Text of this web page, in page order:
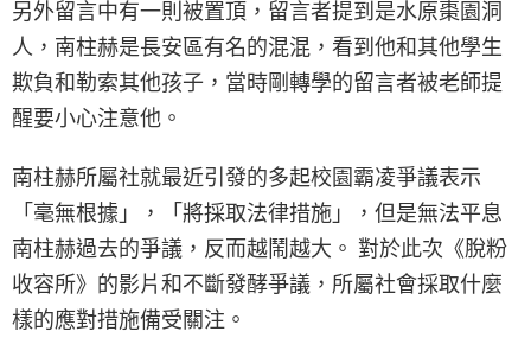
另外留言中有一則被置頂，留言者提到是水原棗園洞
人，南柱赫是長安區有名的混混，看到他和其他學生
欺負和勒索其他孩子，當時剛轉學的留言者被老師提
醒要小心注意他。
南柱赫所屬社就最近引發的多起校園霸凌爭議表示
「毫無根據」，「將採取法律措施」，但是無法平息
南柱赫過去的爭議，反而越鬧越大。 對於此次《脫粉
收容所》的影片和不斷發酵爭議，所屬社會採取什麼
樣的應對措施備受關注。